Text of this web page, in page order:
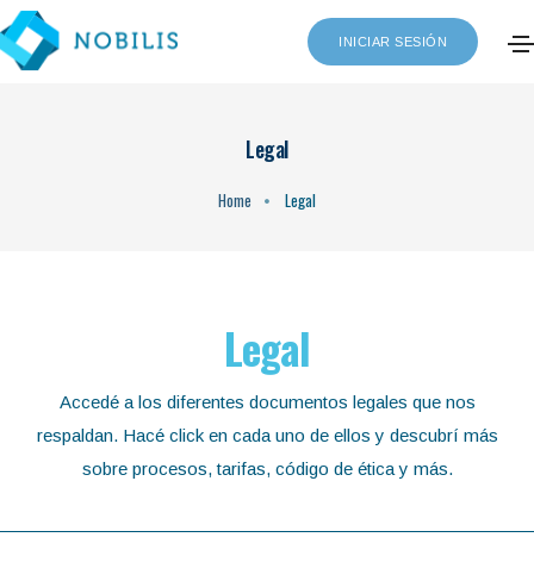
INICIAR SESIÓN
Legal
Home Legal
Legal
Accedé a los diferentes documentos legales que nos
respaldan. Hacé click en cada uno de ellos y descubrí más
sobre procesos, tarifas, código de ética y más.